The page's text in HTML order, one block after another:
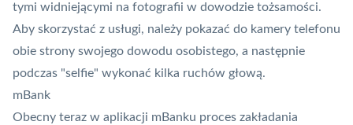
tymi widniejącymi na fotografii w dowodzie tożsamości.
Aby skorzystać z usługi, należy pokazać do kamery telefonu
obie strony swojego dowodu osobistego, a następnie
podczas "selfie" wykonać kilka ruchów głową.
mBank
Obecny teraz w aplikacji mBanku proces zakładania